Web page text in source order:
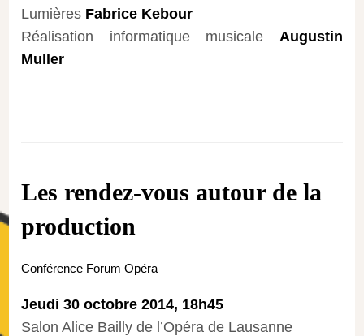
Lumières Fabrice Kebour
Réalisation informatique musicale Augustin
Muller
Les rendez-vous autour de la
production
Conférence Forum Opéra
Jeudi 30 octobre 2014, 18h45
Salon Alice Bailly de l’Opéra de Lausanne